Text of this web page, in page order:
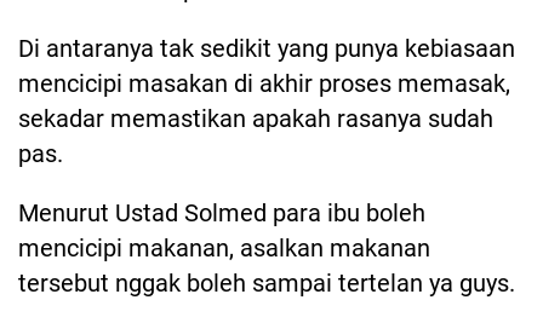
Di antaranya tak sedikit yang punya kebiasaan
mencicipi masakan di akhir proses memasak,
sekadar memastikan apakah rasanya sudah
pas.
Menurut Ustad Solmed para ibu boleh
mencicipi makanan, asalkan makanan
tersebut nggak boleh sampai tertelan ya guys.